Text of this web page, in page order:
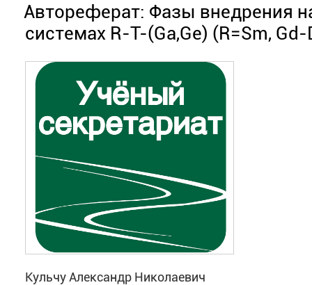
Подробная информация на сайте:https://
Автореферат: Фазы внедрения
системах R-T-(Ga,Ge) (R=Sm, Gd-
Кульчу Александр Николаевич